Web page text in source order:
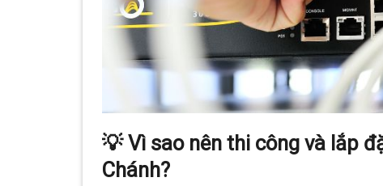
💡 Vì sao nên thi công và lắp
Chánh?